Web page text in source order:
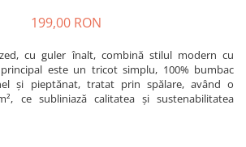
199,00 RON
cu guler înalt, combină stilul modern cu
este un tricot simplu, 100% bumbac
și pieptănat, tratat prin spălare, având o
ce subliniază calitatea și sustenabilitatea